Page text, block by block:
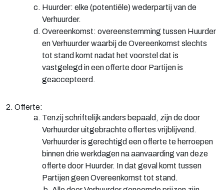
Huurder: elke (potentiële) wederpartij van de
Verhuurder.
Overeenkomst: overeenstemming tussen Huurder
en Verhuurder waarbij de Overeenkomst slechts
tot stand komt nadat het voorstel dat is
vastgelegd in een offerte door Partijen is
geaccepteerd.
2. Offerte:
Tenzij schriftelijk anders bepaald, zijn de door
Verhuurder uitgebrachte offertes vrijblijvend.
Verhuurder is gerechtigd een offerte te herroepen
binnen drie werkdagen na aanvaarding van deze
offerte door Huurder. In dat geval komt tussen
Partijen geen Overeenkomst tot stand.